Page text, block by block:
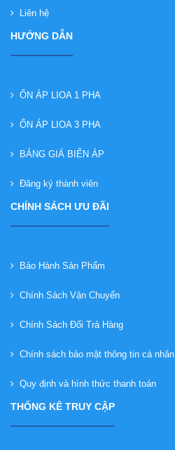
Liên hệ
HƯỚNG DẪN
ỔN ÁP LIOA 1 PHA
ỔN ÁP LIOA 3 PHA
BẢNG GIÁ BIẾN ÁP
Đăng ký thành viên
CHÍNH SÁCH ƯU ĐÃI
Bảo Hành Sản Phẩm
Chính Sách Vận Chuyển
Chính Sách Đổi Trả Hàng
Chính sách bảo mật thông tin cá nhân
Quy định và hình thức thanh toán
THỐNG KÊ TRUY CẬP